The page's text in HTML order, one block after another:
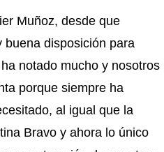
Muñoz, desde que
buena disposición para
notado mucho y nosotros
porque siempre ha
al igual que la
Bravo y ahora lo único